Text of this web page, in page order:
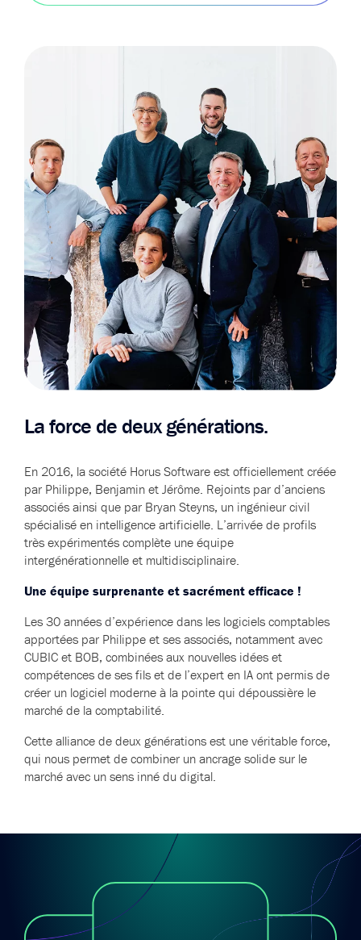
La force de deux générations.
En 2016, la société Horus Software est officiellement créée
par Philippe, Benjamin et Jérôme. Rejoints par d’anciens
associés ainsi que par Bryan Steyns, un ingénieur civil
spécialisé en intelligence artificielle. L’arrivée de profils
très expérimentés complète une équipe
intergénérationnelle et multidisciplinaire.
Une équipe surprenante et sacrément efficace !
Les 30 années d’expérience dans les logiciels comptables
apportées par Philippe et ses associés, notamment avec
CUBIC et BOB, combinées aux nouvelles idées et
compétences de ses fils et de l’expert en IA ont permis de
créer un logiciel moderne à la pointe qui dépoussière le
marché de la comptabilité.
Cette alliance de deux générations est une véritable force,
qui nous permet de combiner un ancrage solide sur le
marché avec un sens inné du digital.